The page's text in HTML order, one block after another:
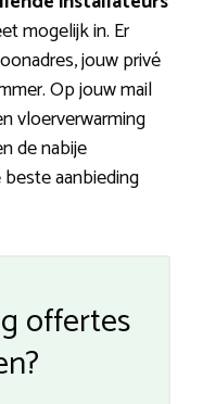
mogelijk in. Er
jouw privé
Op jouw mail
vloerverwarming
de nabije
aanbieding
offertes